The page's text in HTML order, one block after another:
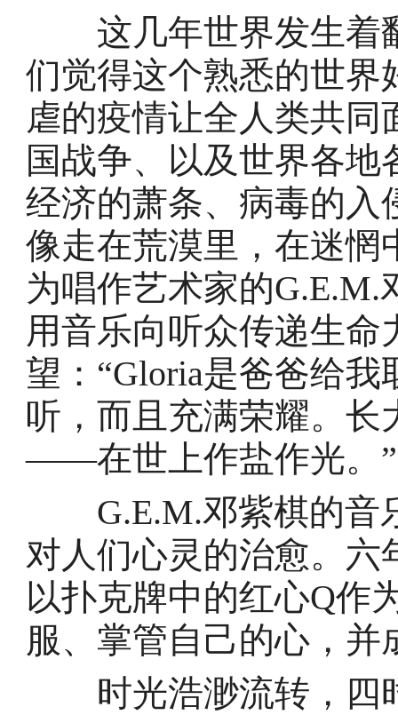
这几年世界发生着
们觉得这个熟悉的世界
虐的疫情让全人类共
国战争、以及世界各
经济的萧条、病毒的入
像走在荒漠里，在迷惘
为唱作艺术家的
用音乐向听众传递生
望：“Gloria是爸爸给
听，而且充满荣耀。
——在世上作盐作光。”
G.E.M.邓紫棋的音
对人们心灵的治愈。六
以扑克牌中的红心Q作
服、掌管自己的心，
时光浩渺流转，四